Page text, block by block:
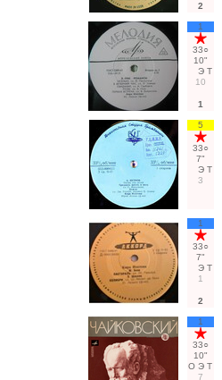
2
1
33○
10"
Э Т
10
1
5
33○
7"
Э Т
3
1
33○
7"
Э Т
1
2
1
33○
10"
О Э Т
7